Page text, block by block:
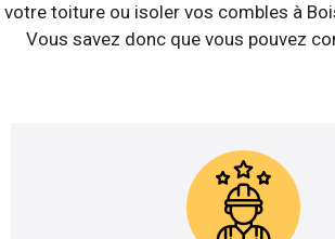
votre toiture ou isoler vos combles à
Vous savez donc que vous pouvez